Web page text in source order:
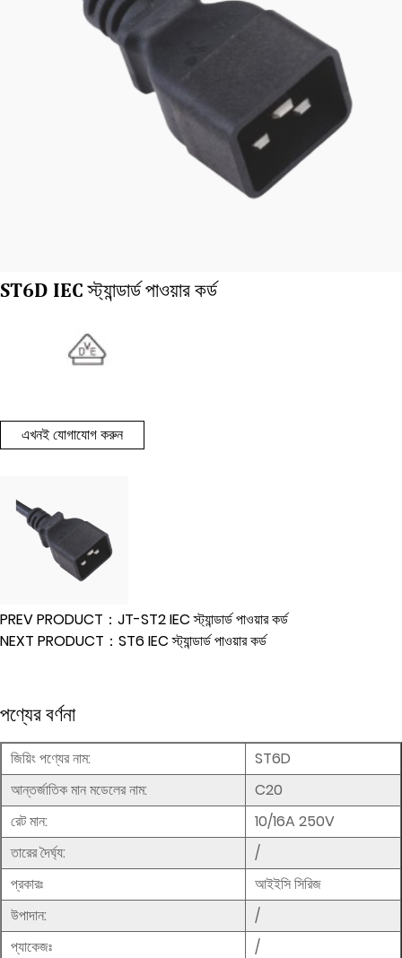
ST6D IEC স্ট্যান্ডার্ড পাওয়ার কর্ড
এখনই যোগাযোগ করুন
PREV PRODUCT：JT-ST2 IEC স্ট্যান্ডার্ড পাওয়ার কর্ড
NEXT PRODUCT：ST6 IEC স্ট্যান্ডার্ড পাওয়ার কর্ড
পণ্যের বর্ণনা
জিয়িং পণ্যের নাম:
ST6D
আন্তর্জাতিক মান মডেলের নাম:
C20
রেট মান:
10/16A 250V
তারের দৈর্ঘ্য:
/
প্রকারঃ
আইইসি সিরিজ
উপাদান:
/
প্যাকেজঃ
/